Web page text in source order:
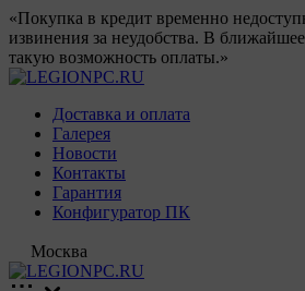
«Покупка в кредит временно
извинения за неудобства. В
такую возможность оплаты.»
Доставка и оплата
Галерея
Новости
Контакты
Гарантия
Конфигуратор ПК
Москва